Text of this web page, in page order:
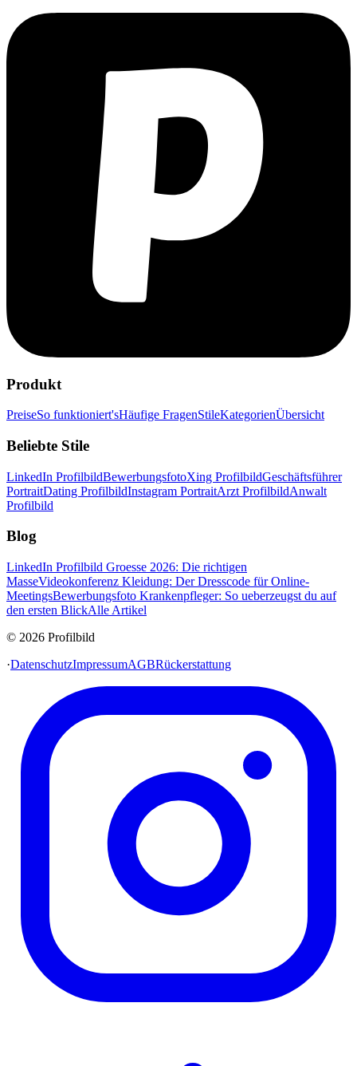
Produkt
PreiseSo funktioniert'sHäufige FragenStileKategorienÜbersicht
Beliebte Stile
LinkedIn ProfilbildBewerbungsfotoXing ProfilbildGeschäftsführer
PortraitDating ProfilbildInstagram PortraitArzt ProfilbildAnwalt
Profilbild
Blog
LinkedIn Profilbild Groesse 2026: Die richtigen
MasseVideokonferenz Kleidung: Der Dresscode für Online-
MeetingsBewerbungsfoto Krankenpfleger: So ueberzeugst du auf
den ersten BlickAlle Artikel
© 2026 Profilbild
·DatenschutzImpressumAGBRückerstattung